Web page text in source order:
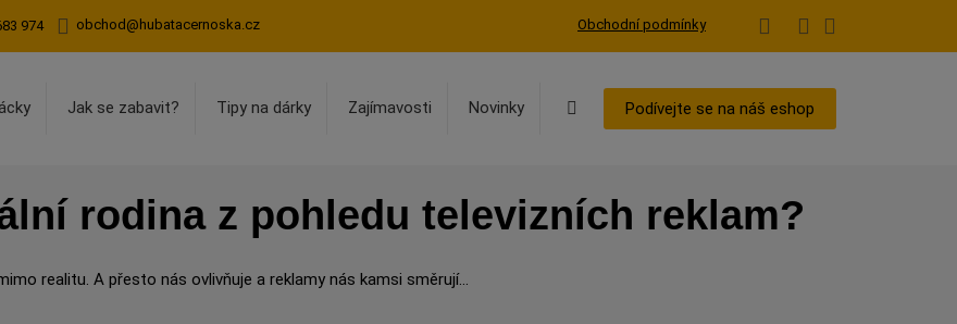
974 obchod@hubatacernoska.cz Obchodní podmínky
Jak se zabavit? Tipy na dárky Zajímavosti Novinky VyhledáváníPodívejte se na náš eshop
rodina z pohledu televizních reklam?
realitu. A přesto nás ovlivňuje a reklamy nás kamsi směrují...